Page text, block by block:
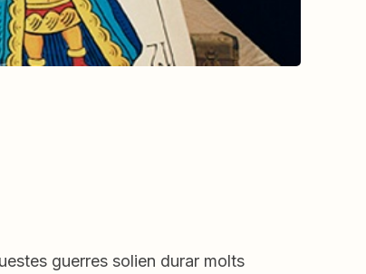
guerres solien durar molts